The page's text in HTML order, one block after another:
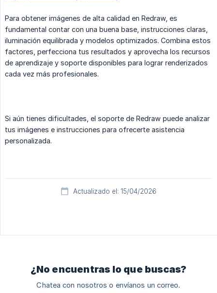
Para obtener imágenes de alta calidad en Redraw, es
fundamental contar con una buena base, instrucciones claras,
iluminación equilibrada y modelos optimizados. Combina estos
factores, perfecciona tus resultados y aprovecha los recursos
de aprendizaje y soporte disponibles para lograr renderizados
cada vez más profesionales.
Si aún tienes dificultades, el soporte de Redraw puede analizar
tus imágenes e instrucciones para ofrecerte asistencia
personalizada.
Actualizado el: 15/04/2026
¿No encuentras lo que buscas?
Chatea con nosotros o envíanos un correo.